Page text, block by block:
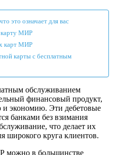
это означает для вас
карту МИР
карт МИР
карты с бесплатным
обслуживанием
финансовый продукт,
и экономию. Эти дебетовые
банками без взимания
что делает их
широкого круга клиентов.
можно в большинстве